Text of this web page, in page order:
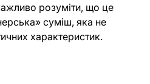
розуміти, що це
суміш, яка не
характеристик.